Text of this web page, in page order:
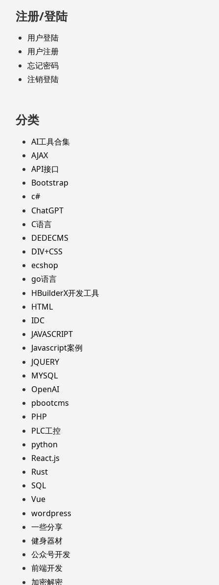
注册/登陆
用户登陆
用户注册
忘记密码
注销登陆
分类
AI工具合集
AJAX
API接口
Bootstrap
c#
ChatGPT
C语言
DEDECMS
DIV+CSS
ecshop
go语言
HBuilderX开发工具
HTML
IDC
JAVASCRIPT
Javascript案例
JQUERY
MYSQL
OpenAI
pbootcms
PHP
PLC工控
python
React.js
Rust
SQL
Vue
wordpress
一些分享
健身器材
公众号开发
前端开发
加密解密